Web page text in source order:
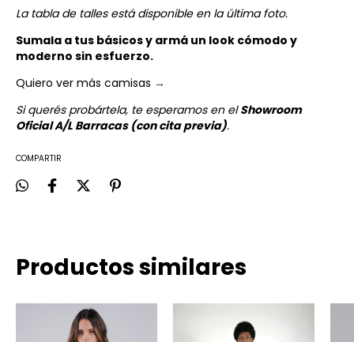
La tabla de talles está disponible en la última foto.
Sumala a tus básicos y armá un look cómodo y
moderno sin esfuerzo.
Quiero ver más camisas →
Si querés probártela, te esperamos en elShowroom
Oficial A/L Barracas (con cita previa).
COMPARTIR
Productos similares